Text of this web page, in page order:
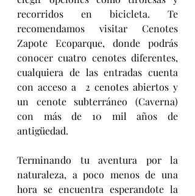
recorridos en bicicleta. Te
recomendamos visitar Cenotes
Zapote Ecoparque, donde podrás
conocer cuatro cenotes diferentes,
cualquiera de las entradas cuenta
con acceso a  2 cenotes abiertos y
un cenote subterráneo (Caverna)
con más de 10 mil años de
antigüedad.
Terminando tu aventura por la
naturaleza, a poco menos de una
hora se encuentra esperandote la